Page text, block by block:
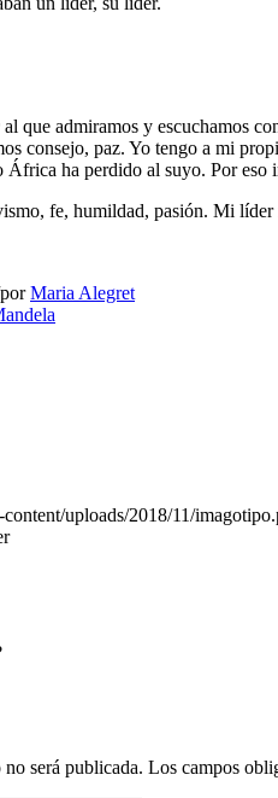
al que admiramos y escuchamos
consejo, paz. Yo tengo a mi
ha perdido al suyo. Por
fe, humildad, pasión. Mi líder
porMaria Alegret
uploads/2018/11/
será publicada. Los campos